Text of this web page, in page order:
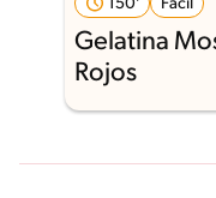
150' Fácil
Gelatina
Rojos